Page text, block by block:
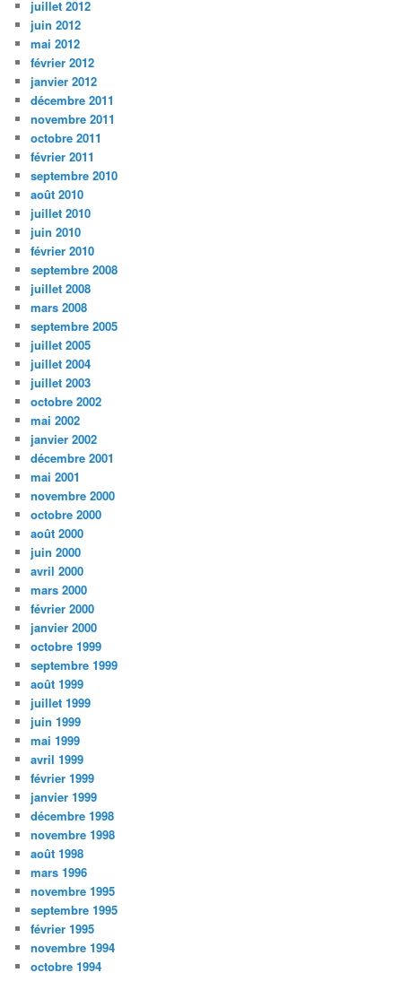
juillet 2012
juin 2012
mai 2012
février 2012
janvier 2012
décembre 2011
novembre 2011
octobre 2011
février 2011
septembre 2010
août 2010
juillet 2010
juin 2010
février 2010
septembre 2008
juillet 2008
mars 2008
septembre 2005
juillet 2005
juillet 2004
juillet 2003
octobre 2002
mai 2002
janvier 2002
décembre 2001
mai 2001
novembre 2000
octobre 2000
août 2000
juin 2000
avril 2000
mars 2000
février 2000
janvier 2000
octobre 1999
septembre 1999
août 1999
juillet 1999
juin 1999
mai 1999
avril 1999
février 1999
janvier 1999
décembre 1998
novembre 1998
août 1998
mars 1996
novembre 1995
septembre 1995
février 1995
novembre 1994
octobre 1994